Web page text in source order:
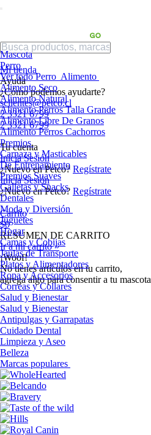
Mi tienda
Ayuda
¿Cómo podemos ayudarte?
sclientes@petco.cl
2 3321 6799
2 3321 6799
Tu cuenta
Inicia Sesión
¿Nuevo en Petco? Regístrate
Inicia Sesión
¿Nuevo en Petco? Regístrate
Carrito
$0
RESUMEN DE CARRITO
Ir a mi carrito »
¡Woof!
No tíenes artículos en tu carrito,
agrega algo para consentir a tu mascota
Mascota
Perro
Ver todo Perro Alimento
Alimento Seco
Alimento Natural
Alimento Perros Talla Grande
Alimento Libre De Granos
Alimento Perros Cachorros
Premios
Carnaza y Masticables
De Entrenamiento
Premios Suaves
Galletas y Snacks
Dentales
Moda y Diversión
Juguetes
Hogar
Camas y Cobijas
Jaulas de Transporte
Platos y Alimentadores
Ropa y Accesorios
Correas y Collares
Salud y Bienestar
Salud y Bienestar
Antipulgas y Garrapatas
Cuidado Dental
Limpieza y Aseo
Belleza
Marcas populares